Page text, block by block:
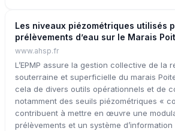
Les niveaux piézométriques utilisés
prélèvements d’eau sur le Marais
www.ahsp.fr
L’EPMP assure la gestion collective de la
souterraine et superficielle du marais
cela de divers outils opérationnels et de
notamment des seuils piézométriques «
contribuent à mettre en œuvre une
prélèvements et un système